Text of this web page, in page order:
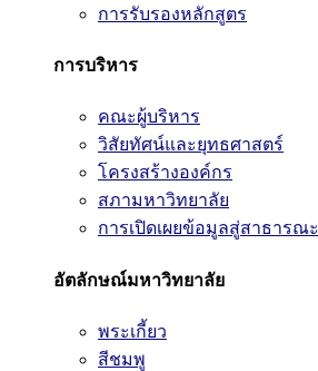
การรับรองหลักสูตร
การบริหาร
คณะผู้บริหาร
วิสัยทัศน์และยุทธศาสตร์
โครงสร้างองค์กร
สภามหาวิทยาลัย
การเปิดเผยข้อมูลสู่สาธารณะ
อัตลักษณ์มหาวิทยาลัย
พระเกี้ยว
สีชมพู